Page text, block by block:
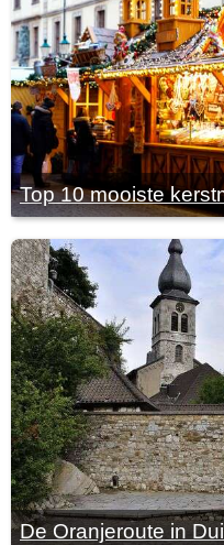
Top 10 mooiste
De Oranjeroute in